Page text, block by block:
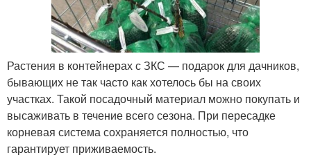
Растения в контейнерах с ЗКС — подарок для дачников,
бывающих не так часто как хотелось бы на своих
участках. Такой посадочный материал можно покупать и
высаживать в течение всего сезона. При пересадке
корневая система сохраняется полностью, что
гарантирует приживаемость.